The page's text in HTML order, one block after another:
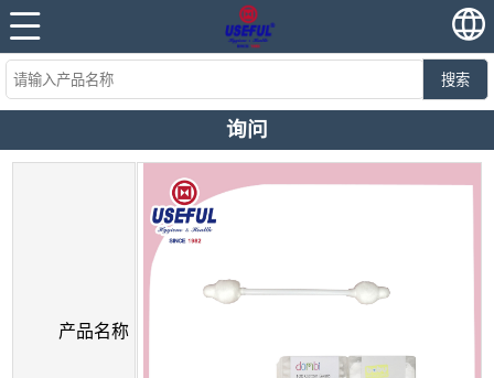
搜索
询问
产品名称